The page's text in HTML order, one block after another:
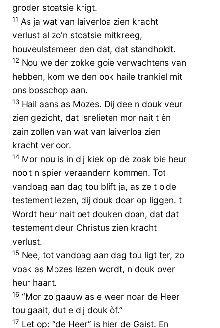
groder stoatsie krigt.
11 As ja wat van laiverloa zien kracht
verlust al zo'n stoatsie mitkreeg,
houveulstemeer den dat, dat standholdt.
12 Nou we der zokke goie verwachtens van
hebben, kom we den ook haile trankiel mit
ons bosschop aan.
13 Hail aans as Mozes. Dij dee n douk veur
zien gezicht, dat Isrelieten mor nait t èn
zain zollen van wat van laiverloa zien
kracht verloor.
14 Mor nou is in dij kiek op de zoak bie heur
nooit n spier veraandern kommen. Tot
vandoag aan dag tou blift ja, as ze t olde
testement lezen, dij douk doar op liggen. t
Wordt heur nait oet douken doan, dat dat
testement deur Christus zien kracht
verlust.
15 Nee, tot vandoag aan dag tou ligt ter, zo
voak as Mozes lezen wordt, n douk over
heur haart.
16 “Mor zo gaauw as e weer noar de Heer
tou gaait, dut e dij douk òf.”
17 Let op: “de Heer” is hier de Gaist. En